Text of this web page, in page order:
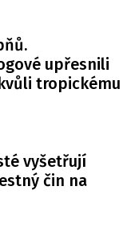
upřesnili
tropickému
vyšetřují
čin na